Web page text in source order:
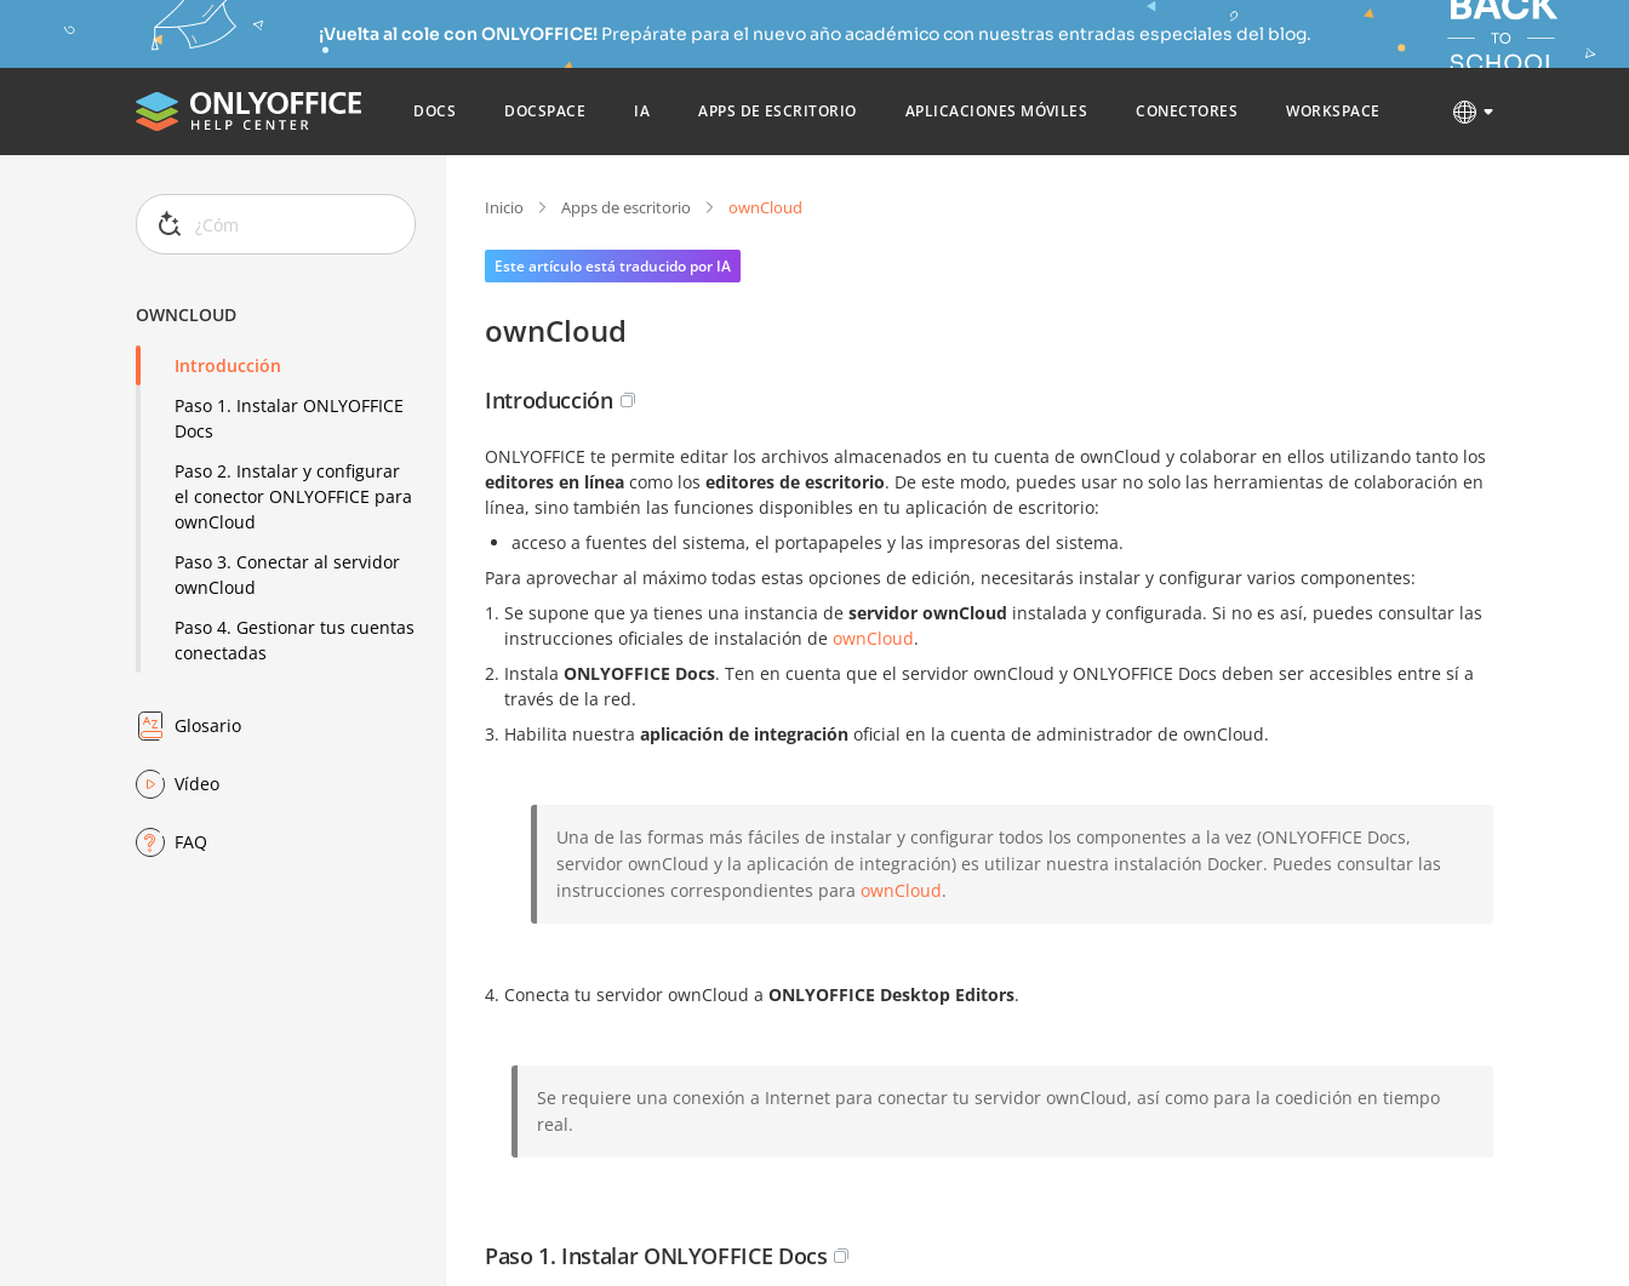
¡Vuelta al cole con ONLYOFFICE!Prepárate para el nuevo año académico con nuestras entradas especiales del blog.
DOCS DOCSPACE IA APPS DE ESCRITORIO APLICACIONES MÓVILES CONECTORES WORKSPACE
OWNCLOUD
Introducción
Paso 1. Instalar ONLYOFFICE
Docs
Paso 2. Instalar y configurar
el conector ONLYOFFICE para
ownCloud
Paso 3. Conectar al servidor
ownCloud
Paso 4. Gestionar tus cuentas
conectadas
Glosario
Vídeo
FAQ
Inicio Apps de escritorio ownCloud
Este artículo está traducido por IA
ownCloud
Introducción
ONLYOFFICE te permite editar los archivos almacenados en tu cuenta de ownCloud y colaborar en ellos utilizando tanto los
editores en línea como los editores de escritorio. De este modo, puedes usar no solo las herramientas de colaboración en
línea, sino también las funciones disponibles en tu aplicación de escritorio:
acceso a fuentes del sistema, el portapapeles y las impresoras del sistema.
Para aprovechar al máximo todas estas opciones de edición, necesitarás instalar y configurar varios componentes:
Se supone que ya tienes una instancia de servidor ownCloud instalada y configurada. Si no es así, puedes consultar las
instrucciones oficiales de instalación de ownCloud.
Instala ONLYOFFICE Docs. Ten en cuenta que el servidor ownCloud y ONLYOFFICE Docs deben ser accesibles entre sí a
través de la red.
Habilita nuestra aplicación de integración oficial en la cuenta de administrador de ownCloud.
Una de las formas más fáciles de instalar y configurar todos los componentes a la vez (ONLYOFFICE Docs,
servidor ownCloud y la aplicación de integración) es utilizar nuestra instalación Docker. Puedes consultar las
instrucciones correspondientes para ownCloud.
Conecta tu servidor ownCloud a ONLYOFFICE Desktop Editors.
Se requiere una conexión a Internet para conectar tu servidor ownCloud, así como para la coedición en tiempo
real.
Paso 1. Instalar ONLYOFFICE Docs